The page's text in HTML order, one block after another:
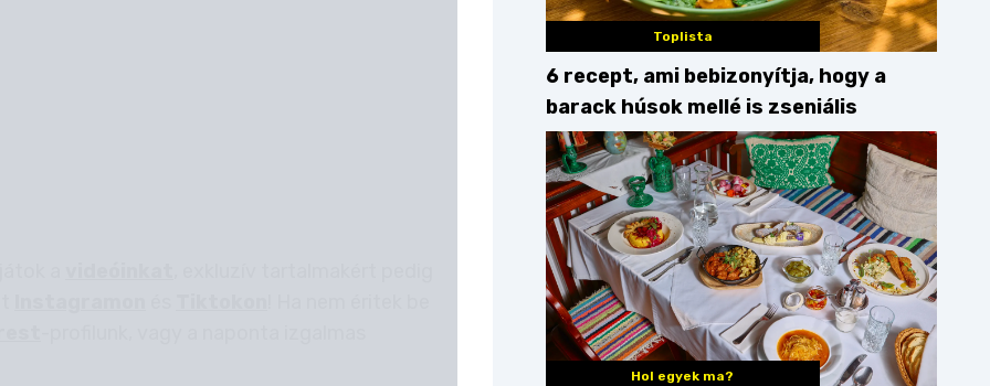
Toplista
6 recept, ami bebizonyítja, hogy a
barack húsok mellé is zseniális
Hol egyek ma?